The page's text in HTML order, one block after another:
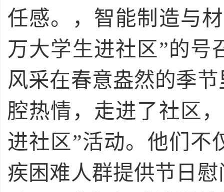
任感。，智能制造与
万大学生进社区”的号
风采在春意盎然的季
腔热情，走进了社区
进社区”活动。他们不
疾困难人群提供节日